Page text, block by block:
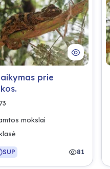
prie
mokslai
SUP 81